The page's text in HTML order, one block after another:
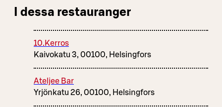
I dessa restauranger
10.Kerros
Kaivokatu 3, 00100, Helsingfors
Ateljee Bar
Yrjönkatu 26, 00100, Helsingfors